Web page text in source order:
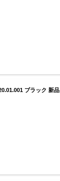
ブラック 新品